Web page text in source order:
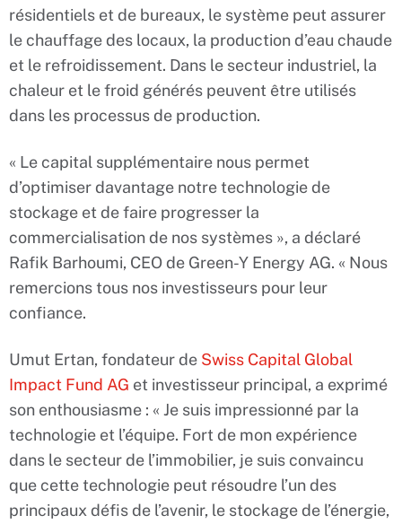
résidentiels et de bureaux, le système peut assurer
le chauffage des locaux, la production d’eau chaude
et le refroidissement. Dans le secteur industriel, la
chaleur et le froid générés peuvent être utilisés
dans les processus de production.
« Le capital supplémentaire nous permet
d’optimiser davantage notre technologie de
stockage et de faire progresser la
commercialisation de nos systèmes », a déclaré
Rafik Barhoumi, CEO de Green-Y Energy AG. « Nous
remercions tous nos investisseurs pour leur
confiance.
Umut Ertan, fondateur de Swiss Capital Global
Impact Fund AG et investisseur principal, a exprimé
son enthousiasme : « Je suis impressionné par la
technologie et l’équipe. Fort de mon expérience
dans le secteur de l’immobilier, je suis convaincu
que cette technologie peut résoudre l’un des
principaux défis de l’avenir, le stockage de l’énergie,